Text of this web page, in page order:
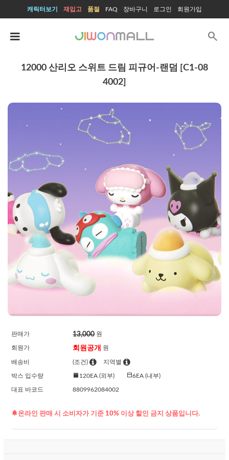
캐릭터보기 재입고 품절 FAQ 장바구니 로그인 회원가입
search
12000 산리오 스위트 드림 피규어-랜덤 [C1-08
4002]
판매가 13,000원
회원가 회원공개 원
배송비 (조건) 지역별
박스 입수량 120EA (외부) 6EA (내부)
대표 바코드 8809962084002
온라인 판매 시 소비자가 기준 10% 이상 할인 금지 상품입니다.